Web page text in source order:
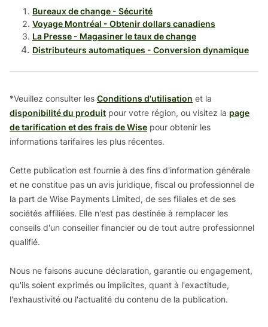
Bureaux de change - Sécurité
Voyage Montréal - Obtenir dollars canadiens
La Presse - Magasiner le taux de change
Distributeurs automatiques - Conversion dynamique
*Veuillez consulter les Conditions d'utilisation et la
disponibilité du produit pour votre région, ou visitez la page
de tarification et des frais de Wise pour obtenir les
informations tarifaires les plus récentes.
Cette publication est fournie à des fins d'information générale
et ne constitue pas un avis juridique, fiscal ou professionnel de
la part de Wise Payments Limited, de ses filiales et de ses
sociétés affiliées. Elle n'est pas destinée à remplacer les
conseils d'un conseiller financier ou de tout autre professionnel
qualifié.
Nous ne faisons aucune déclaration, garantie ou engagement,
qu'ils soient exprimés ou implicites, quant à l'exactitude,
l'exhaustivité ou l'actualité du contenu de la publication.